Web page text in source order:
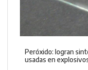
Peróxido: logran
usadas en